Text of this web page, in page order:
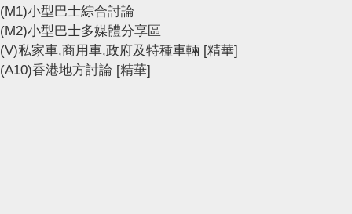
(M1)小型巴士綜合討論
(M2)小型巴士多媒體分享區
(V)私家車,商用車,政府及特種車輛 [精華]
(A10)香港地方討論 [精華]